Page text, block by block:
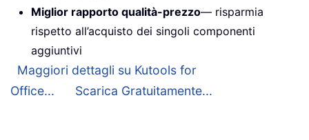
Miglior rapporto qualità-prezzo— risparmia
rispetto all’acquisto dei singoli componenti
aggiuntivi
Maggiori dettagli su Kutools for
Office...
Scarica Gratuitamente...